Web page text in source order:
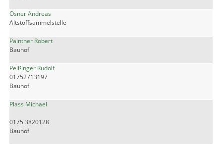
Osner Andreas
Altstoffsammelstelle
Paintner Robert
Bauhof
Peißinger Rudolf
01752713197
Bauhof
Plass Michael
0175 3820128
Bauhof